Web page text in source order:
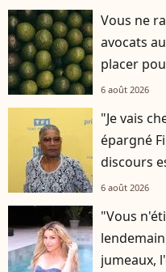
Vous ne
avocats
placer
6 août 2026
"Je vais
épargné
discours
6 août 2026
"Vous
jumeaux,